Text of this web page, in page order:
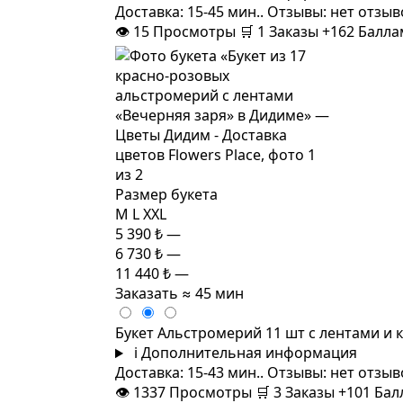
Доставка: 15-45 мин.. Отзывы: нет
👁 15 Просмотры 🛒 1 Заказы+162
Размер букета
M LXXL
5 390 ₺—
6 730 ₺—
11 440 ₺—
Заказать ≈ 45 мин
Букет Альстромерий 11 шт с лентами
i Дополнительная информация
Доставка: 15-43 мин.. Отзывы: нет
👁 1337 Просмотры 🛒 3Заказы+101